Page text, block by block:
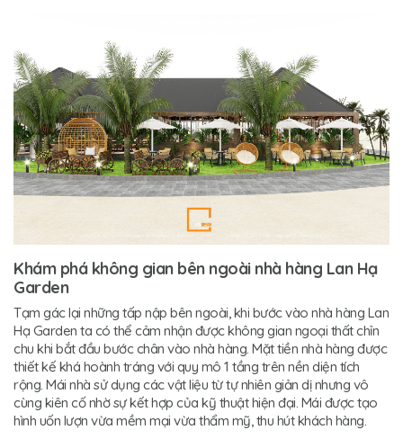
Khám phá không gian bên ngoài nhà hàng Lan Hạ
Garden
Tạm gác lại những tấp nập bên ngoài, khi bước vào nhà hàng Lan
Hạ Garden ta có thể cảm nhận được không gian ngoại thất chỉn
chu khi bắt đầu bước chân vào nhà hàng. Mặt tiền nhà hàng được
thiết kế khá hoành tráng với quy mô 1 tầng trên nền diện tích
rộng. Mái nhà sử dụng các vật liệu từ tự nhiên giản dị nhưng vô
cùng kiên cố nhờ sự kết hợp của kỹ thuật hiện đại. Mái được tạo
hình uốn lượn vừa mềm mại vừa thẩm mỹ, thu hút khách hàng.